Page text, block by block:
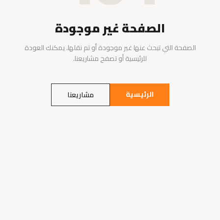
الصفحة غير موجودة
الصفحة التي تبحث عنها غير موجودة أو تم نقلها. يمكنك العودة
للرئيسية أو تصفح مشاريعنا.
الرئيسية مشاريعنا